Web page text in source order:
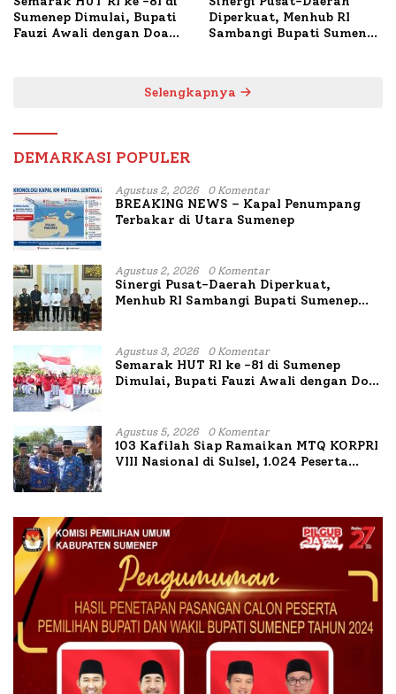
Sumenep Dimulai, Bupati
Fauzi Awali dengan Doa
Diperkuat, Menhub RI
Sambangi Bupati Sumenep
Selengkapnya
DEMARKASI POPULER
Agustus 2, 2026 0 Komentar
BREAKING NEWS – Kapal Penumpang
Terbakar di Utara Sumenep
Agustus 2, 2026 0 Komentar
Sinergi Pusat-Daerah Diperkuat,
Menhub RI Sambangi Bupati Sumenep
Agustus 3, 2026 0 Komentar
Semarak HUT RI ke -81 di Sumenep
Dimulai, Bupati Fauzi Awali dengan Doa
Agustus 5, 2026 0 Komentar
103 Kafilah Siap Ramaikan MTQ KORPRI
VIII Nasional di Sulsel, 1.024 Peserta